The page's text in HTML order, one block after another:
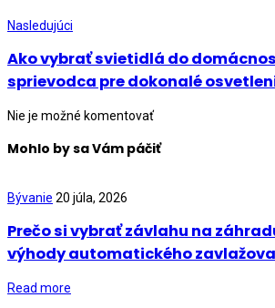
Nasledujúci
Ako vybrať svietidlá do
sprievodca pre dokonalé
Nie je možné komentovať
Mohlo by sa Vám páčiť
Bývanie 20 júla, 2026
Prečo si vybrať závlahu na
výhody automatického
Read more